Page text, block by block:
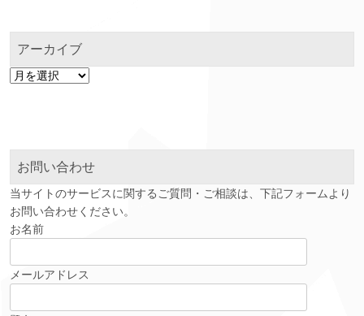
アーカイブ
ア
お問い合わせ
当サイトのサービスに関するご質問・ご相談は、下記フォームより
お問い合わせください。
お名前
メールアドレス